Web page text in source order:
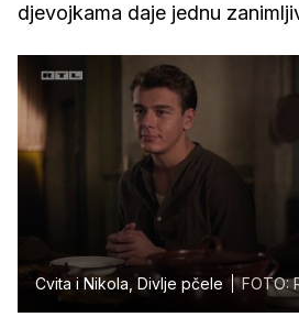
djevojkama daje jednu
Cvita i Nikola, Divlje pčele FOTO: